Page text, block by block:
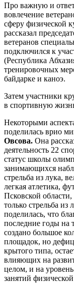
Про важную и
вовлечение
сферу физической
рассказал
ветеранов
подключился к
(Республика
тренировочных
байдарке и каноэ.
Затем участники
в спортивную
Некоторыми
поделилась врио
Овсова. Она
деятельность 22
статус школы
занимающихся
стрельба из лука,
легкая атлетика,
Псковской
только стрельба
поделилась, что
последние годы на
создано большое
площадок, но
крытого типа,
влияющих на
целом, и на
занятий